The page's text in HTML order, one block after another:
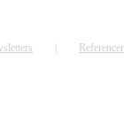
Referencer